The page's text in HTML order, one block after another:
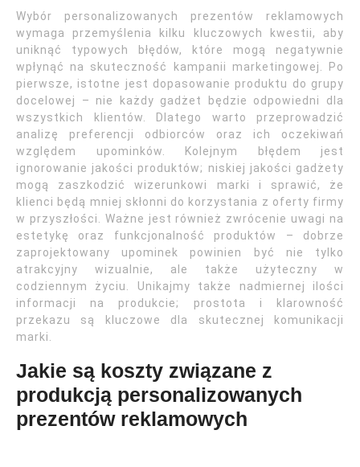
Wybór personalizowanych prezentów reklamowych
wymaga przemyślenia kilku kluczowych kwestii, aby
uniknąć typowych błędów, które mogą negatywnie
wpłynąć na skuteczność kampanii marketingowej. Po
pierwsze, istotne jest dopasowanie produktu do grupy
docelowej – nie każdy gadżet będzie odpowiedni dla
wszystkich klientów. Dlatego warto przeprowadzić
analizę preferencji odbiorców oraz ich oczekiwań
względem upominków. Kolejnym błędem jest
ignorowanie jakości produktów; niskiej jakości gadżety
mogą zaszkodzić wizerunkowi marki i sprawić, że
klienci będą mniej skłonni do korzystania z oferty firmy
w przyszłości. Ważne jest również zwrócenie uwagi na
estetykę oraz funkcjonalność produktów – dobrze
zaprojektowany upominek powinien być nie tylko
atrakcyjny wizualnie, ale także użyteczny w
codziennym życiu. Unikajmy także nadmiernej ilości
informacji na produkcie; prostota i klarowność
przekazu są kluczowe dla skutecznej komunikacji
marki.
Jakie są koszty związane z
produkcją personalizowanych
prezentów reklamowych